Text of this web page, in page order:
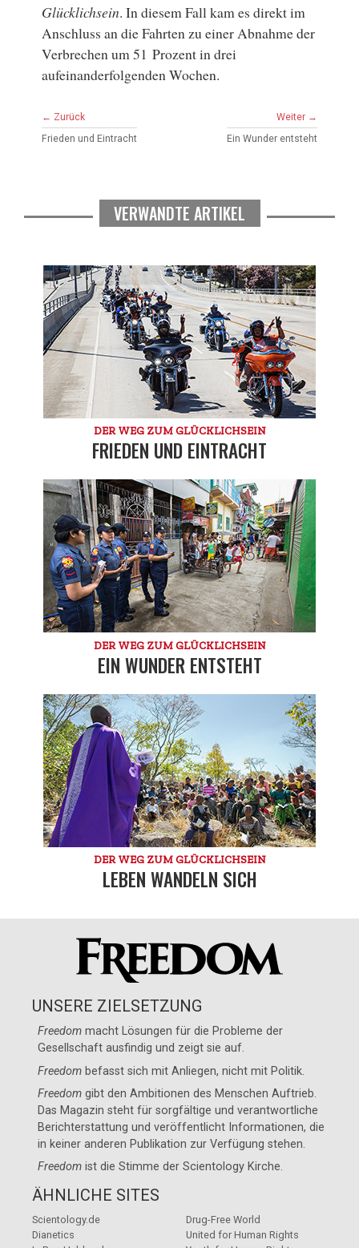
Glücklichsein. In diesem Fall kam es direkt im
Anschluss an die Fahrten zu einer Abnahme der
Verbrechen um 51 Prozent in drei
aufeinanderfolgenden Wochen.
← Zurück
Frieden und Eintracht
Weiter →
Ein Wunder entsteht
VERWANDTE ARTIKEL
DER WEG ZUM GLÜCKLICHSEIN
FRIEDEN UND EINTRACHT
DER WEG ZUM GLÜCKLICHSEIN
EIN WUNDER ENTSTEHT
DER WEG ZUM GLÜCKLICHSEIN
LEBEN WANDELN SICH
UNSERE ZIELSETZUNG
Freedom macht Lösungen für die Probleme der
Gesellschaft ausfindig und zeigt sie auf.
Freedom befasst sich mit Anliegen, nicht mit Politik.
Freedom gibt den Ambitionen des Menschen Auftrieb.
Das Magazin steht für sorgfältige und verantwortliche
Berichterstattung und veröffentlicht Informationen, die
in keiner anderen Publikation zur Verfügung stehen.
Freedom ist die Stimme derScientology Kirche.
ÄHNLICHE SITES
Scientology.de
Dianetics
Drug-Free World
United for Human Rights